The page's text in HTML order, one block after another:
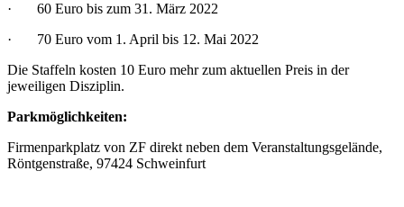
i
f
r
t
“
o
l
a
u
· 60 Euro bis zum 31. März 2022
· 70 Euro vom 1. April bis 12. Mai 2022
Die Staffeln kosten 10 Euro mehr zum aktuellen Preis in der
jeweiligen Disziplin.
Parkmöglichkeiten:
Firmenparkplatz von ZF direkt neben dem Veranstaltungsgelände,
Röntgenstraße, 97424 Schweinfurt